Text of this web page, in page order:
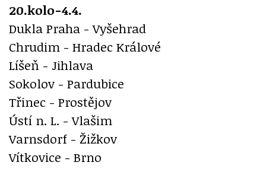
20.kolo-4.4.
Dukla Praha - Vyšehrad
Chrudim - Hradec Králové
Líšeň - Jihlava
Sokolov - Pardubice
Třinec - Prostějov
Ústí n. L. - Vlašim
Varnsdorf - Žižkov
Vítkovice - Brno